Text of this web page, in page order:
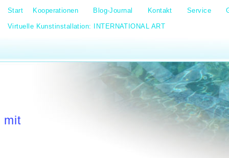
Start Kooperationen Blog-Journal Kontakt Service
Virtuelle Kunstinstallation: INTERNATIONAL ART
mit